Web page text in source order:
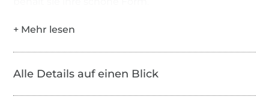
Auf ihrer Rückseite hat sie ein gepolstertes und
Brille, Handy, Geld, Schlüssel… Durch den
Reißverschluss ist sein Inhalt sicher und man hat
Alle Details auf einen Blick